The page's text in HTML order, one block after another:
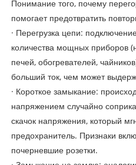
Понимание того, почему
помогает предотвратить
· Перегрузка цепи:
количества мощных приборов
печей, обогревателей,
больший ток, чем может
· Короткое замыкание:
напряжением случайно
скачок напряжения, который
предохранитель. Признаки
почерневшие розетки.